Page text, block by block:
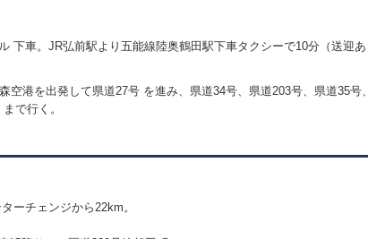
下車。JR弘前駅より五能線陸奥鶴田駅下車タクシーで10分（送迎あ
空港を出発して県道27号 を進み、県道34号、県道203号、県道35号、
で行く。
ーチェンジから22km。